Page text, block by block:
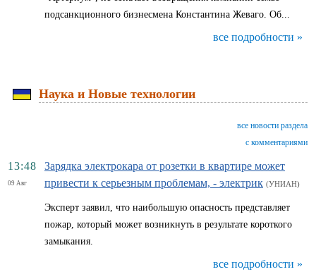
подсанкционного бизнесмена Константина Жеваго. Об...
все подробности »
Наука и Новые технологии
все новости раздела
с комментариями
13:48
09 Авг
Зарядка электрокара от розетки в квартире может
привести к серьезным проблемам, - электрик (УНИАН)
Эксперт заявил, что наибольшую опасность представляет
пожар, который может возникнуть в результате короткого
замыкания.
все подробности »